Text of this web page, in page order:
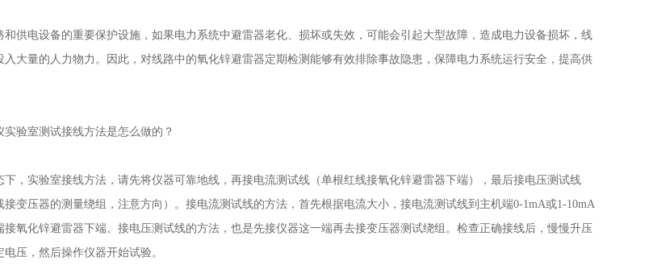
电设备的重要保护设施，如果电力系统中避雷器老化、损坏或失效，可能会引起大型故障，造成电力设备损坏，线
入大量的人力物力。因此，对线路中的氧化锌避雷器定期检测能够有效排除事故隐患，保障电力系统运行安全，提高供
验室测试接线方法是怎么做的？
实验室接线方法，请先将仪器可靠地线，再接电流测试线（单根红线接氧化锌避雷器下端），最后接电压测试线
接变压器的测量绕组，注意方向）。接电流测试线的方法，首先根据电流大小，接电流测试线到主机端0-1mA或1-10mA
接氧化锌避雷器下端。接电压测试线的方法，也是先接仪器这一端再去接变压器测试绕组。检查正确接线后，慢慢升压
压，然后操作仪器开始试验。